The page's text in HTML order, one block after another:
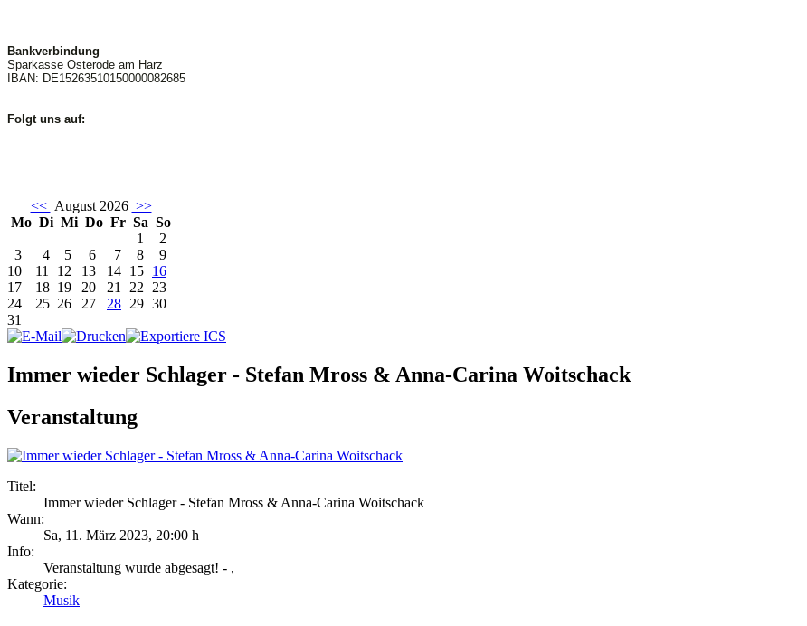
Bankverbindung
Sparkasse Osterode am Harz
IBAN: DE15263510150000082685
Folgt uns auf:
<< August 2026 >>
Mo Di Mi Do Fr Sa So
1
2
3
4 5 6 7 8
9
10
11 12 13 14 15 16
17
18 19 20 21 22 23
24
25 26 27 28 29 30
31
Immer wieder Schlager - Stefan Mross & Anna-Carina Woitschack
Veranstaltung
Titel:
Immer wieder Schlager - Stefan Mross & Anna-Carina Woitschack
Wann:
Sa, 11. März 2023, 20:00 h
Info:
Veranstaltung wurde abgesagt! - ,
Kategorie:
Musik